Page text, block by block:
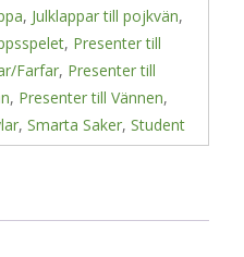
, Julklappar till pojkvän,
, Presenter till
Farfar, Presenter till
, Presenter till Vännen,
, Smarta Saker, Student